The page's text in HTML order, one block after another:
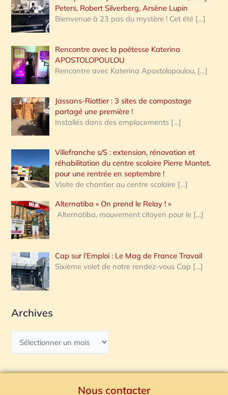
Peters, Robert Silverberg, Arsène Lupin
Bienvenue à 23 pas du mystère ! Cet été […]
Rencontre avec la poétesse Katerina
APOSTOLOPOULOU
Rencontre avec Katerina Apostolopoulou, […]
Jassans-Riottier : 3 sites de compostage
partagé une première !
Installés dans des emplacements […]
Villefranche s/S : extension, rénovation et
réhabilitation du centre scolaire Pierre Montet,
pour une rentrée en septembre !
Visite de chantier au centre scolaire […]
Alternatiba « On prend le Relay ! »
Alternatiba, mouvement citoyen pour le […]
Cap sur l’Emploi : Le Mag de France Travail
Sixième volet de notre rendez-vous Cap […]
Archives
Nous contacter